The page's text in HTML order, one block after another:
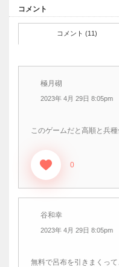
コメント
コメント (11)
極月砌
2023年 4月 29日 8:05pm
このゲームだと高順と兵
0
谷和幸
2023年 4月 29日 8:05pm
無料で呂布を引きまくっ